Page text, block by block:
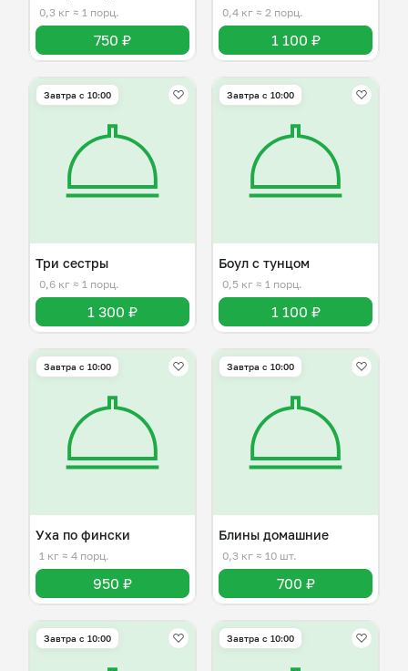
0,3 кг ≈ 1 порц.
750 ₽
0,4 кг ≈ 2 порц.
1 100 ₽
Завтра c 10:00
Три сестры
0,6 кг ≈ 1 порц.
1 300 ₽
Завтра c 10:00
Боул с тунцом
0,5 кг ≈ 1 порц.
1 100 ₽
Завтра c 10:00
Уха по фински
1 кг ≈ 4 порц.
950 ₽
Завтра c 10:00
Блины домашние
0,3 кг ≈ 10 шт.
700 ₽
Завтра c 10:00 Завтра c 10:00